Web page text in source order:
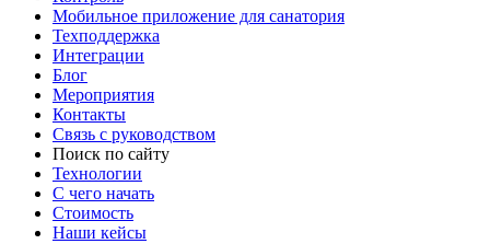
Мобильное приложение для санатория
Техподдержка
Интеграции
Блог
Мероприятия
Контакты
Связь с руководством
Поиск по сайту
Технологии
С чего начать
Стоимость
Наши кейсы